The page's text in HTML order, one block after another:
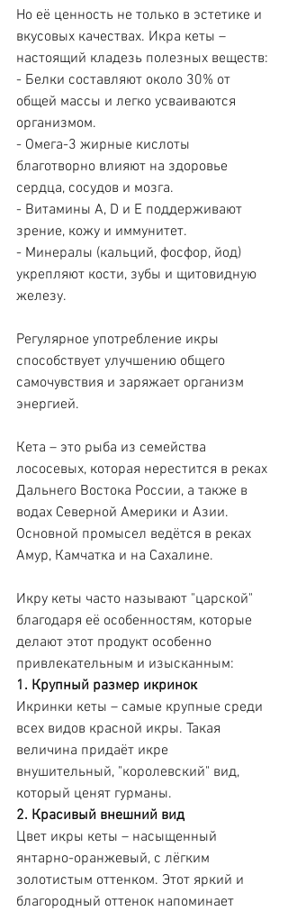
Но её ценность не только в эстетике и
вкусовых качествах. Икра кеты –
настоящий кладезь полезных веществ:
- Белки составляют около 30% от
общей массы и легко усваиваются
организмом.
- Омега-3 жирные кислоты
благотворно влияют на здоровье
сердца, сосудов и мозга.
- Витамины A, D и E поддерживают
зрение, кожу и иммунитет.
- Минералы (кальций, фосфор, йод)
укрепляют кости, зубы и щитовидную
железу.
Регулярное употребление икры
способствует улучшению общего
самочувствия и заряжает организм
энергией.
Кета – это рыба из семейства
лососевых, которая нерестится в реках
Дальнего Востока России, а также в
водах Северной Америки и Азии.
Основной промысел ведётся в реках
Амур, Камчатка и на Сахалине.
Икру кеты часто называют "царской"
благодаря её особенностям, которые
делают этот продукт особенно
привлекательным и изысканным:
1. Крупный размер икринок
Икринки кеты – самые крупные среди
всех видов красной икры. Такая
величина придаёт икре
внушительный, "королевский" вид,
который ценят гурманы.
2. Красивый внешний вид
Цвет икры кеты – насыщенный
янтарно-оранжевый, с лёгким
золотистым оттенком. Этот яркий и
благородный оттенок напоминает